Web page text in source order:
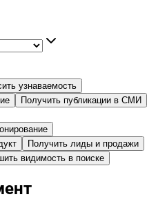
узнаваемость
Получить публикации в СМИ
Получить лиды и продажи
видимость в поиске